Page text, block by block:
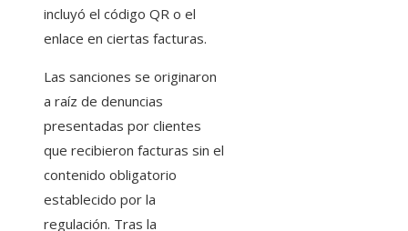
incluyó el código QR o el
enlace en ciertas facturas.
Las sanciones se originaron
a raíz de denuncias
presentadas por clientes
que recibieron facturas sin el
contenido obligatorio
establecido por la
regulación. Tras la